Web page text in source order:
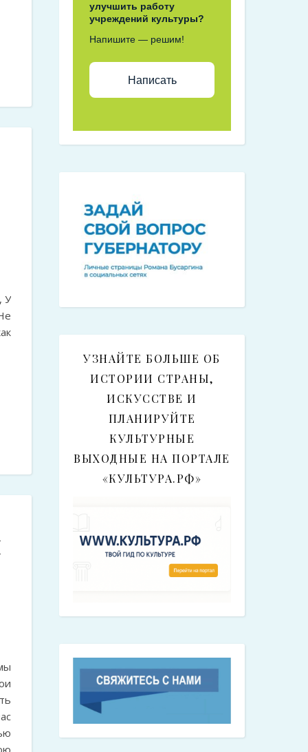
У
улучшить работу
учреждений культуры?
Напишите — решим!
Написать
УЗНАЙТЕ БОЛЬШЕ ОБ
ИСТОРИИ СТРАНЫ,
ИСКУССТВЕ И
ПЛАНИРУЙТЕ
КУЛЬТУРНЫЕ
ВЫХОДНЫЕ НА ПОРТАЛЕ
«КУЛЬТУРА.РФ»